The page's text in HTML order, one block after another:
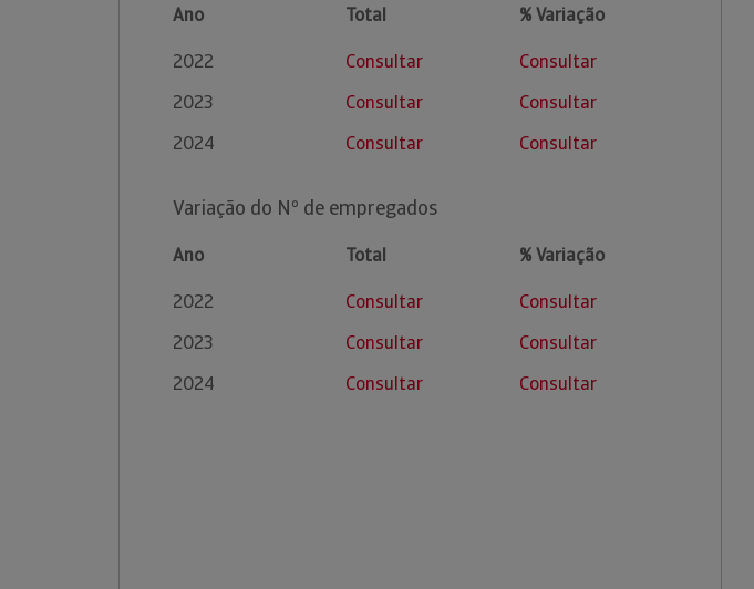
Ano Total
% Variação
2022
Consultar
Consultar
2023
Consultar
Consultar
2024
Consultar Consultar
Variação do Nº de empregados
Ano Total
% Variação
2022
Consultar
Consultar
2023
Consultar
Consultar
2024
Consultar Consultar